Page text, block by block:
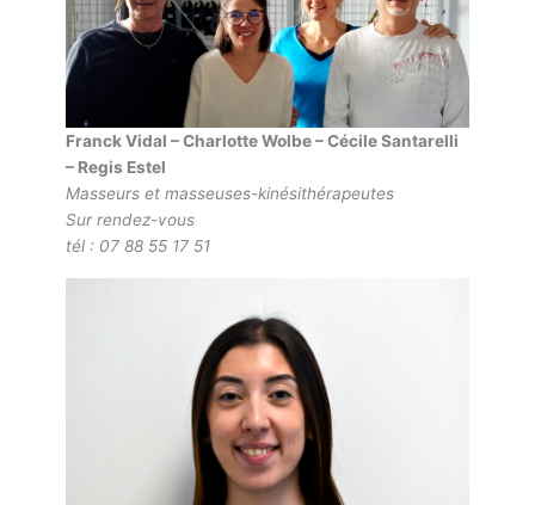
Franck Vidal – Charlotte Wolbe – Cécile Santarelli
– Regis Estel
Masseurs et masseuses-kinésithérapeutes
Sur rendez-vous
tél : 07 88 55 17 51